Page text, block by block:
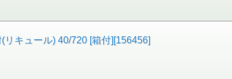
リキュール) 40/720 [箱付][156456]